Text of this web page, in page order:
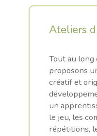
Ateliers
Tout au long
proposons
créatif et
un
le jeu, les
répétitions,